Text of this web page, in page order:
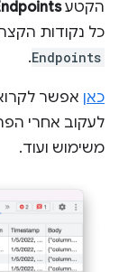
הקטע
כל נקודות
Endpoints
.
כאן
משימוש ועוד.